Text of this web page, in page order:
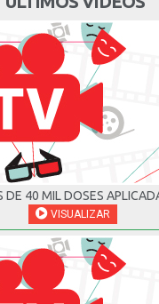
DE 40 MIL DOSES
VISUALIZAR